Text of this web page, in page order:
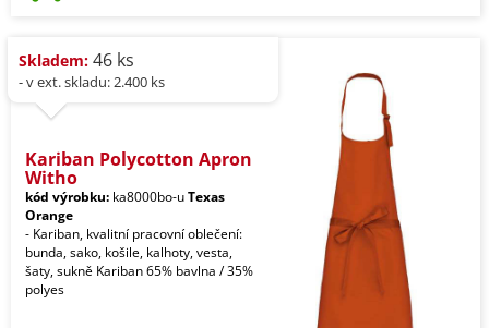
Skladem: 46 ks
- v ext. skladu: 2.400 ks
Kariban Polycotton Apron
Witho
kód výrobku: ka8000bo-uTexas
Orange
- Kariban, kvalitní pracovní oblečení:
bunda, sako, košile, kalhoty, vesta,
šaty, sukně Kariban 65% bavlna / 35%
polyes